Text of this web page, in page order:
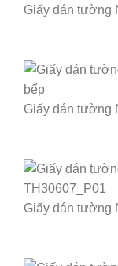
Giấy dán tường
Giấy dán tường
Giấy dán tường